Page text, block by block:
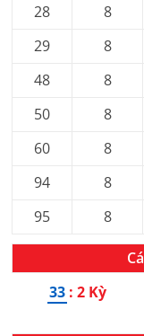
28 8
29 8
48 8
50 8
60 8
94 8
95 8
33 : 2 Kỳ